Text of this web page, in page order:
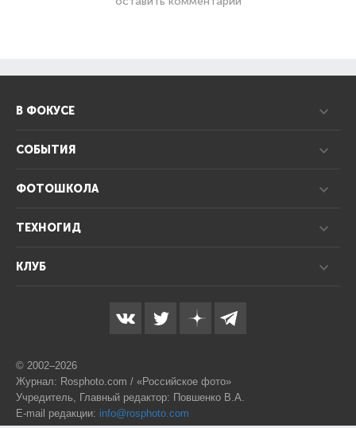
В ФОКУСЕ
СОБЫТИЯ
ФОТОШКОЛА
ТЕХНОГИД
КЛУБ
© 2002–2026
Журнал: Rosphoto.com / «Российское фото»
Учредитель, Главный редактор: Повшенко В.А.
E-mail редакции: info@rosphoto.com